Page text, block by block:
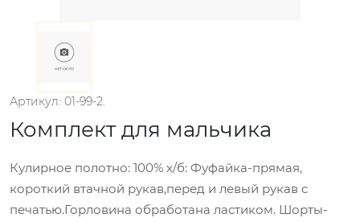
Артикул: 01-99-2.
Комплект для мальчика
Кулирное полотно: 100% х/б: Фуфайка-прямая,
короткий втачной рукав,перед и левый рукав с
печатью.Горловина обработана ластиком. Шорты-